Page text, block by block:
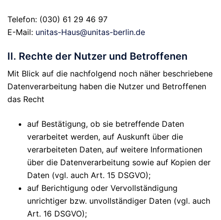
Telefon: (030) 61 29 46 97
E-Mail: unitas-Haus@unitas-berlin.de
II. Rechte der Nutzer und Betroffenen
Mit Blick auf die nachfolgend noch näher beschriebene
Datenverarbeitung haben die Nutzer und Betroffenen
das Recht
auf Bestätigung, ob sie betreffende Daten
verarbeitet werden, auf Auskunft über die
verarbeiteten Daten, auf weitere Informationen
über die Datenverarbeitung sowie auf Kopien der
Daten (vgl. auch Art. 15 DSGVO);
auf Berichtigung oder Vervollständigung
unrichtiger bzw. unvollständiger Daten (vgl. auch
Art. 16 DSGVO);